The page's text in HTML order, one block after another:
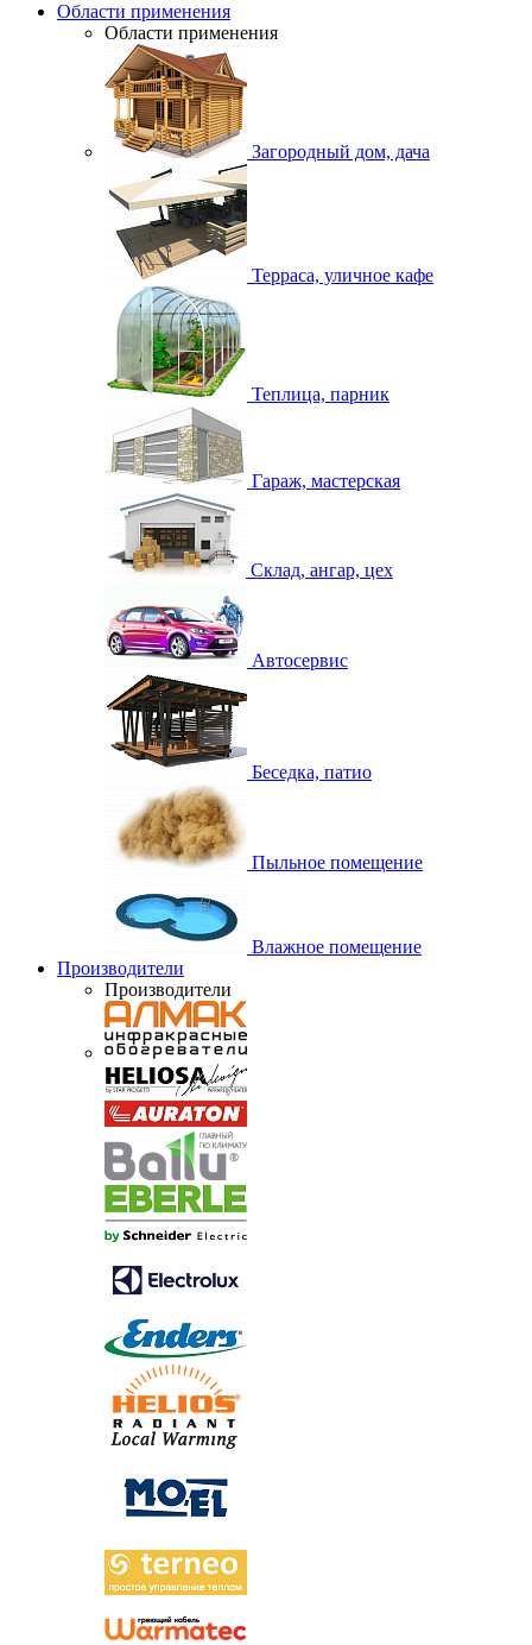
Области применения
Области применения
Загородный дом, дача
Терраса, уличное кафе
Теплица, парник
Гараж, мастерская
Склад, ангар, цех
Автосервис
Беседка, патио
Пыльное помещение
Влажное помещение
Производители
Производители